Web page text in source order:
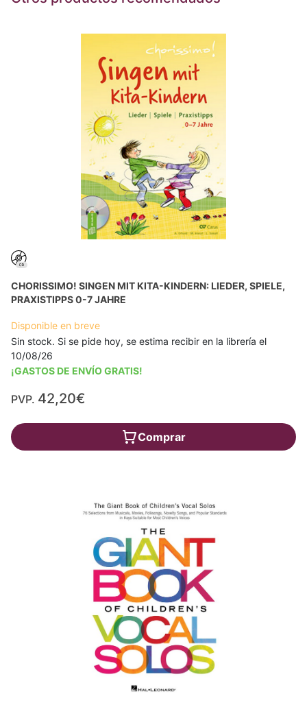
CHORISSIMO! SINGEN MIT KITA-KINDERN: LIEDER, SPIELE,
PRAXISTIPPS 0-7 JAHRE
Disponible en breve
Sin stock. Si se pide hoy, se estima recibir en la librería el
10/08/26
¡GASTOS DE ENVÍO GRATIS!
PVP. 42,20€
Comprar